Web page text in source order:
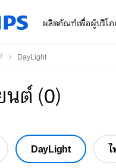
ผลิตภัณฑ์เพื่อผู้บริโ
DayLight
นต์(0)
DayLight